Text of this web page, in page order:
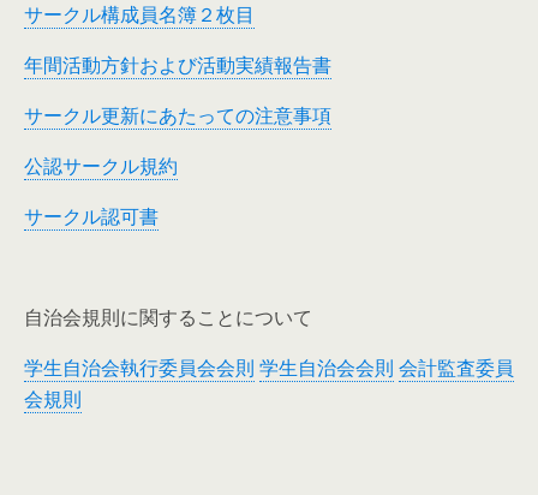
サークル構成員名簿２枚目
年間活動方針および活動実績報告書
サークル更新にあたっての注意事項
公認サークル規約
サークル認可書
自治会規則に関することについて
学生自治会執行委員会会則 学生自治会会則 会計監査委員
会規則